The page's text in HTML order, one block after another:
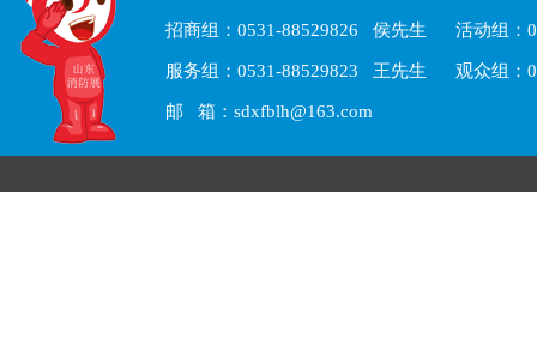
招商组：0531-88529826 侯先生 活动组：
服务组：0531-88529823 王先生 观众组：
邮 箱：sdxfblh@163.com